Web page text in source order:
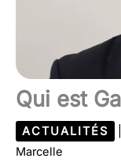
Qui est
ACTUALITÉS
Marcelle